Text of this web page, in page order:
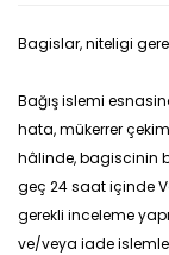
Bagislar, niteligi
Bağış islemi
hata, mükerrer
hâlinde, bagiscinin
geç 24 saat içinde
gerekli inceleme
ve/veya iade